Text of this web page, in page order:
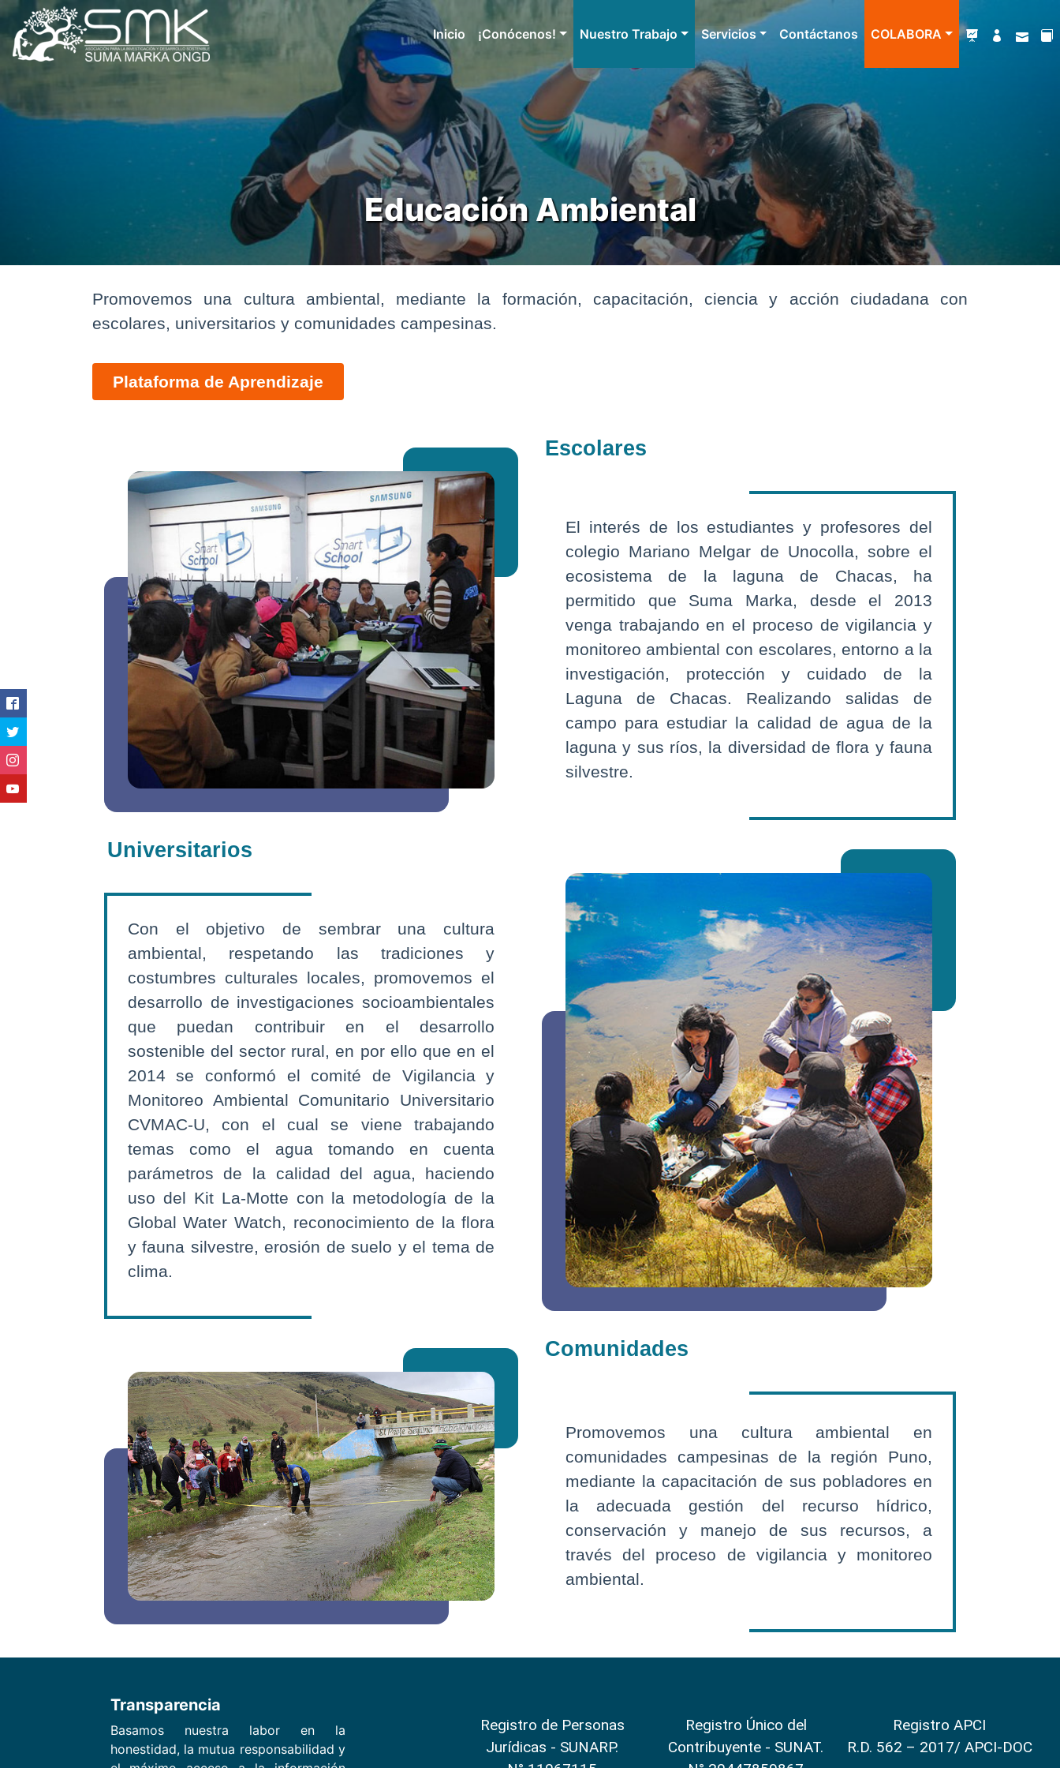
Inicio ¡Conócenos! Nuestro Trabajo Servicios Contáctanos COLABORA
Educación Ambiental
Promovemos una cultura ambiental, mediante la formación, capacitación, ciencia y acción ciudadana con
escolares, universitarios y comunidades campesinas.
Plataforma de Aprendizaje
Escolares
El interés de los estudiantes y profesores del
colegio Mariano Melgar de Unocolla, sobre el
ecosistema de la laguna de Chacas, ha
permitido que Suma Marka, desde el 2013
venga trabajando en el proceso de vigilancia y
monitoreo ambiental con escolares, entorno a la
investigación, protección y cuidado de la
Laguna de Chacas. Realizando salidas de
campo para estudiar la calidad de agua de la
laguna y sus ríos, la diversidad de flora y fauna
silvestre.
Universitarios
Con el objetivo de sembrar una cultura
ambiental, respetando las tradiciones y
costumbres culturales locales, promovemos el
desarrollo de investigaciones socioambientales
que puedan contribuir en el desarrollo
sostenible del sector rural, en por ello que en el
2014 se conformó el comité de Vigilancia y
Monitoreo Ambiental Comunitario Universitario
CVMAC-U, con el cual se viene trabajando
temas como el agua tomando en cuenta
parámetros de la calidad del agua, haciendo
uso del Kit La-Motte con la metodología de la
Global Water Watch, reconocimiento de la flora
y fauna silvestre, erosión de suelo y el tema de
clima.
Comunidades
Promovemos una cultura ambiental en
comunidades campesinas de la región Puno,
mediante la capacitación de sus pobladores en
la adecuada gestión del recurso hídrico,
conservación y manejo de sus recursos, a
través del proceso de vigilancia y monitoreo
ambiental.
Transparencia
Basamos nuestra labor en la
honestidad, la mutua responsabilidad y
Registro de Personas
Jurídicas - SUNARP.
Registro Único del
Contribuyente - SUNAT.
Registro APCI
R.D. 562 – 2017/ APCI-DOC